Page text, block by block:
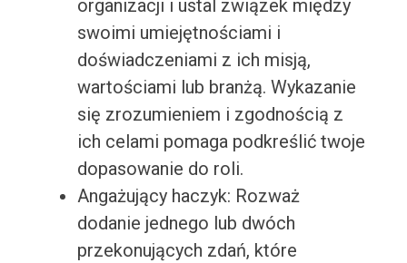
organizacji i ustal związek między
swoimi umiejętnościami i
doświadczeniami z ich misją,
wartościami lub branżą. Wykazanie
się zrozumieniem i zgodnością z
ich celami pomaga podkreślić twoje
dopasowanie do roli.
Angażujący haczyk: Rozważ
dodanie jednego lub dwóch
przekonujących zdań, które